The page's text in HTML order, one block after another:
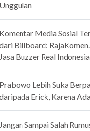
Media Sosial
Billboard:
Buzzer Real Indonesia
Lebih Suka
Erick, Karena
Sampai Salah